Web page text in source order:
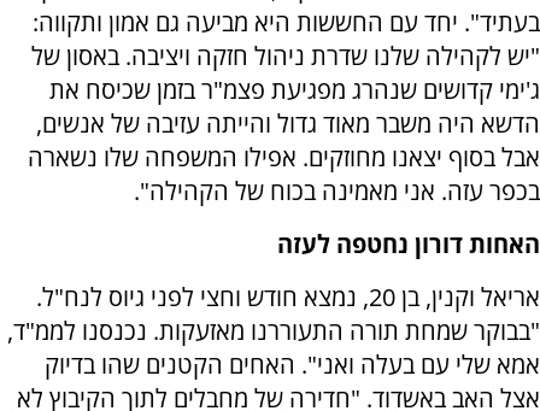
בעתיד". יחד עם החששות היא מביעה גם אמון ותקווה:
"יש לקהילה שלנו שדרת ניהול חזקה ויציבה. באסון של
ג'ימי קדושים שנהרג מפגיעת פצמ"ר בזמן שכיסח את
הדשא היה משבר מאוד גדול והייתה עזיבה של אנשים,
אבל בסוף יצאנו מחוזקים. אפילו המשפחה שלו נשארה
בכפר עזה. אני מאמינה בכוח של הקהילה".
האחות דורון נחטפה לעזה
אריאל וקנין, בן 20, נמצא חודש וחצי לפני גיוס לנח"ל.
"בבוקר שמחת תורה התעוררנו מאזעקות. נכנסנו לממ"ד,
אמא שלי עם בעלה ואני". האחים הקטנים שהו בדיוק
אצל האב באשדוד. "חדירה של מחבלים לתוך הקיבוץ לא